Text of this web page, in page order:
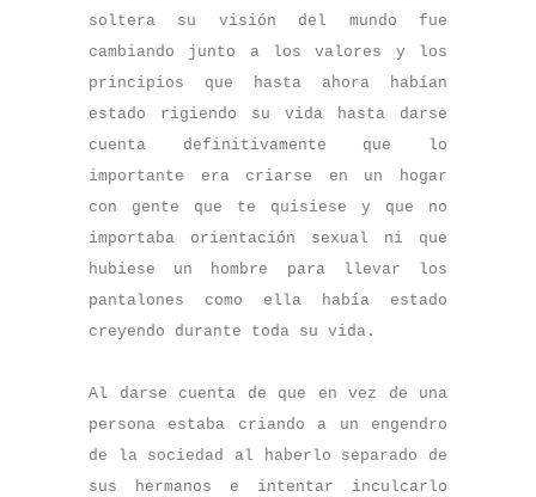
soltera su visión del mundo fue
cambiando junto a los valores y los
principios que hasta ahora habían
estado rigiendo su vida hasta darse
cuenta definitivamente que lo
importante era criarse en un hogar
con gente que te quisiese y que no
importaba orientación sexual ni que
hubiese un hombre para llevar los
pantalones como ella había estado
creyendo durante toda su vida.
Al darse cuenta de que en vez de una
persona estaba criando a un engendro
de la sociedad al haberlo separado de
sus hermanos e intentar inculcarlo